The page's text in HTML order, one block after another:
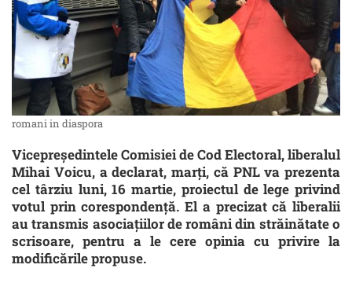
romani in diaspora
Vicepreședintele Comisiei de Cod Electoral, liberalul
Mihai Voicu, a declarat, marți, că PNL va prezenta
cel târziu luni, 16 martie, proiectul de lege privind
votul prin corespondență. El a precizat că liberalii
au transmis asociațiilor de români din străinătate o
scrisoare, pentru a le cere opinia cu privire la
modificările propuse.